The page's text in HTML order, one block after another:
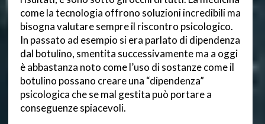
come la tecnologia offrono soluzioni incredibili ma
bisogna valutare sempre il riscontro psicologico.
In passato ad esempio si era parlato di dipendenza
dal botulino, smentita successivamente ma a oggi
è abbastanza noto come l’uso di sostanze come il
botulino possano creare una “dipendenza”
psicologica che se mal gestita può portare a
conseguenze spiacevoli.